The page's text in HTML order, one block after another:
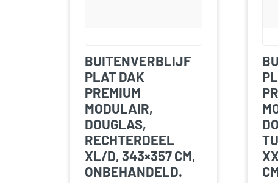
BUITENVERBLIJF
PLAT DAK
PREMIUM
MODULAIR,
DOUGLAS,
RECHTERDEEL
XL/D, 343×357 CM,
ONBEHANDELD.